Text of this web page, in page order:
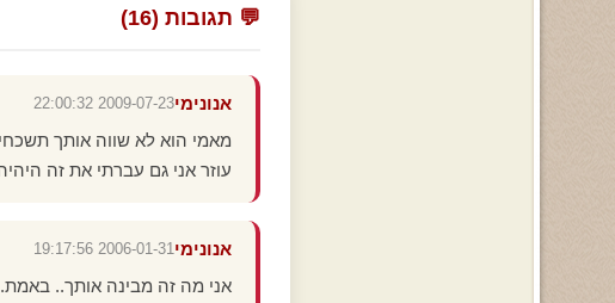
💬 תגובות (16)
אנונימי2009-07-23 22:00:32
מאמי הוא לא שווה אותך תשכחי
עוזר אני גם עברתי את זה היהיה
אנונימי2006-01-31 19:17:56
אני מה זה מבינה אותך..